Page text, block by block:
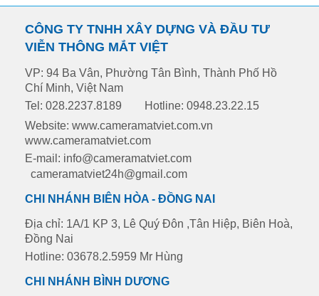
CÔNG TY TNHH XÂY DỰNG VÀ ĐẦU TƯ
VIỄN THÔNG MẮT VIỆT
VP: 94 Ba Vân, Phường Tân Bình, Thành Phố Hồ
Chí Minh, Việt Nam
Tel: 028.2237.8189
Hotline: 0948.23.22.15
Website: www.cameramatviet.com.vn
www.cameramatviet.com
E-mail: info@cameramatviet.com
cameramatviet24h@gmail.com
CHI NHÁNH BIÊN HÒA - ĐỒNG NAI
Địa chỉ: 1A/1 KP 3, Lê Quý Đôn ,Tân Hiệp, Biên Hoà,
Đồng Nai
Hotline: 03678.2.5959 Mr Hùng
CHI NHÁNH BÌNH DƯƠNG